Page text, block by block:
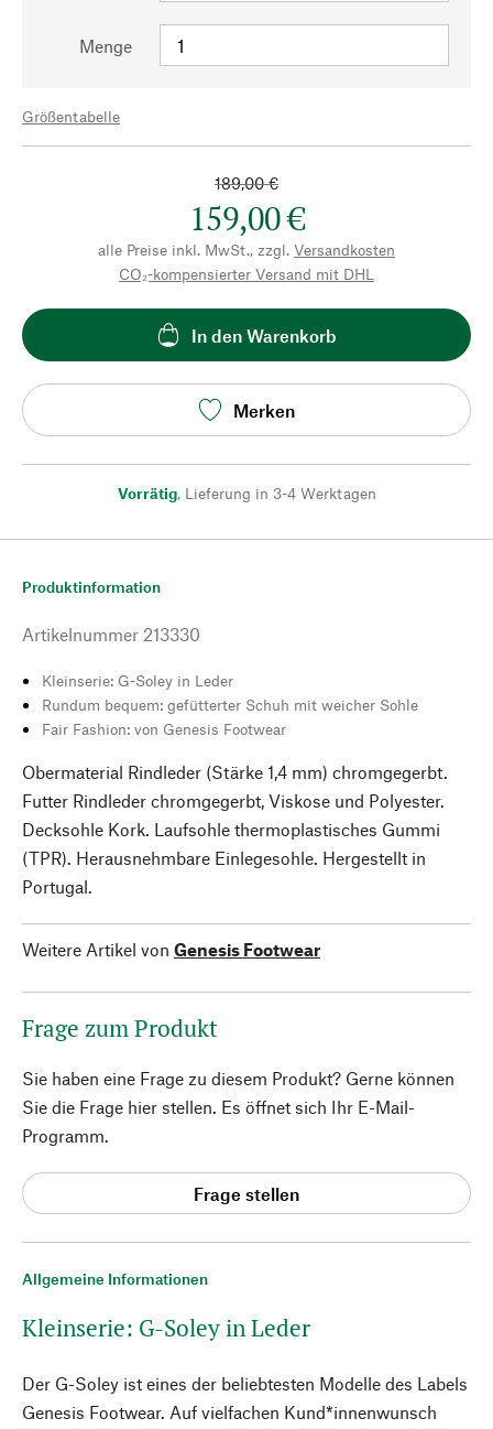
Menge
Größentabelle
189,00 €
159,00 €
alle Preise inkl. MwSt., zzgl. Versandkosten
CO₂-kompensierter Versand mit DHL
In den Warenkorb
Merken
Vorrätig, Lieferung in 3-4 Werktagen
Allgemeine Informationen
Kleinserie: G-Soley in Leder
Der G-Soley ist eines der beliebtesten Modelle des Labels
Genesis Footwear. Auf vielfachen Kund*innenwunsch
Produktinformation
Artikelnummer 213330
Kleinserie: G-Soley in Leder
Rundum bequem: gefütterter Schuh mit weicher Sohle
Fair Fashion: von Genesis Footwear
Obermaterial Rindleder (Stärke 1,4 mm) chromgegerbt.
Futter Rindleder chromgegerbt, Viskose und Polyester.
Decksohle Kork. Laufsohle thermoplastisches Gummi
(TPR). Herausnehmbare Einlegesohle. Hergestellt in
Portugal.
Weitere Artikel von Genesis Footwear
Frage zum Produkt
Sie haben eine Frage zu diesem Produkt? Gerne können
Sie die Frage hier stellen. Es öffnet sich Ihr E-Mail-
Programm.
Frage stellen